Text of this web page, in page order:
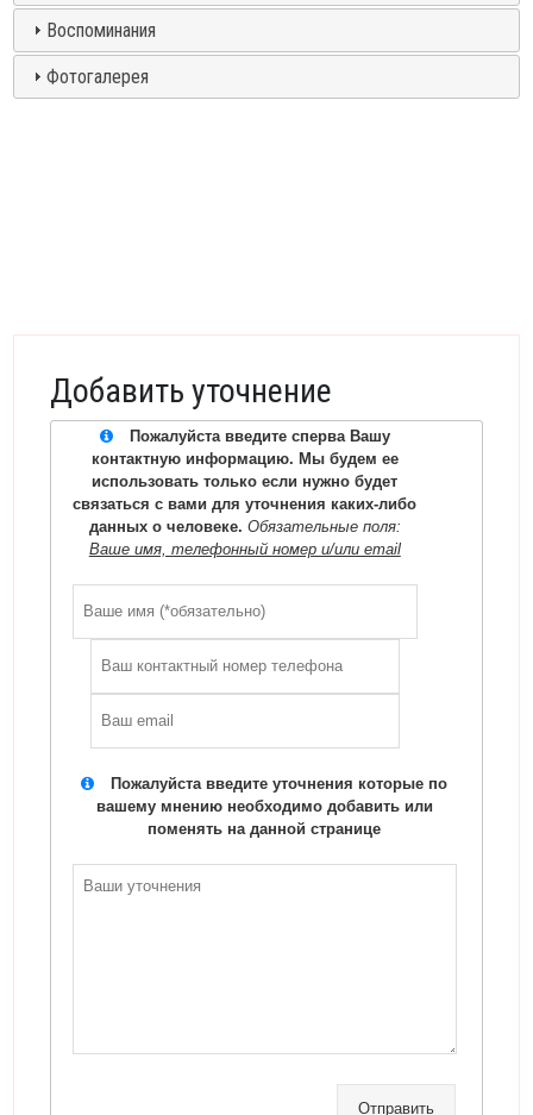
Воспоминания
Фотогалерея
Добавить уточнение
Пожалуйста введите сперва Вашу
контактную информацию. Мы будем ее
использовать только если нужно будет
связаться с вами для уточнения каких-либо
данных о человеке. Обязательные поля:
Ваше имя, телефонный номер и/или email
Пожалуйста введите уточнения которые по
вашему мнению необходимо добавить или
поменять на данной странице
Отправить